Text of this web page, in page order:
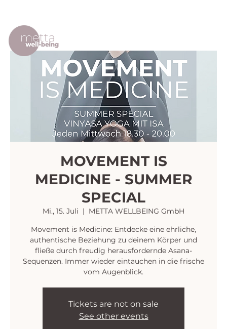
MOVEMENT IS
MEDICINE - SUMMER
SPECIAL
Mi., 15. Juli
  |
METTA WELLBEING GmbH
Movement is Medicine: Entdecke eine ehrliche,
authentische Beziehung zu deinem Körper und
fließe durch freudig herausfordernde Asana-
Sequenzen. Immer wieder eintauchen in die frische
vom Augenblick.
Tickets are not on sale
See other events